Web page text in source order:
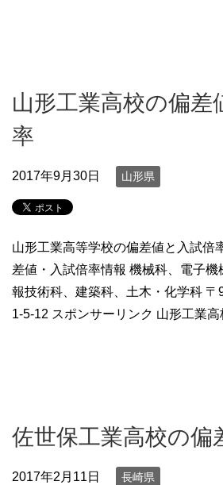
山形工業高校の偏差
率
2017年9月30日 山形県
山形工業高等学校の偏差値と入試倍
差値・入試倍率情報 機械科、電子
報技術科、建築科、土木・化学科
1-5-12 スポンサーリンク 山形工業高
佐世保工業高校の偏
2017年2月11日 長崎県